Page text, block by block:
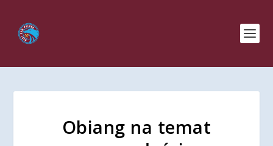
Obiang na temat